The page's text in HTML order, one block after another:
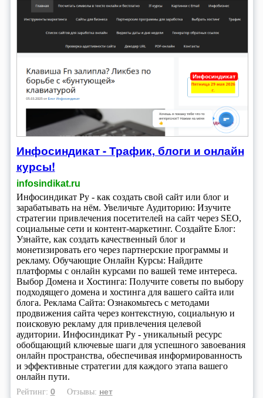
Инфосиндикат - Трафик, блоги и онлайн
курсы!
infosindikat.ru
Инфосиндикат Ру - как создать свой сайт или блог и
зарабатывать на нём. Увеличьте Аудиторию: Изучите
стратегии привлечения посетителей на сайт через SEO,
социальные сети и контент-маркетинг. Создайте Блог:
Узнайте, как создать качественный блог и
монетизировать его через партнерские программы и
рекламу. Обучающие Онлайн Курсы: Найдите
платформы с онлайн курсами по вашей теме интереса.
Выбор Домена и Хостинга: Получите советы по выбору
подходящего домена и хостинга для вашего сайта или
блога. Реклама Сайта: Ознакомьтесь с методами
продвижения сайта через контекстную, социальную и
поисковую рекламу для привлечения целевой
аудитории. Инфосиндикат Ру - уникальный ресурс
обобщающий ключевые шаги для успешного завоевания
онлайн пространства, обеспечивая информированность
и эффективные стратегии для каждого этапа вашего
онлайн пути.
Рейтинг: 0 Отзывы: нет